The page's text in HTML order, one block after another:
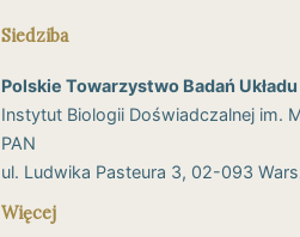
Siedziba
Polskie Towarzystwo Badań
Instytut Biologii Doświadczalnej im.
PAN
ul. Ludwika Pasteura 3, 02-093
Więcej